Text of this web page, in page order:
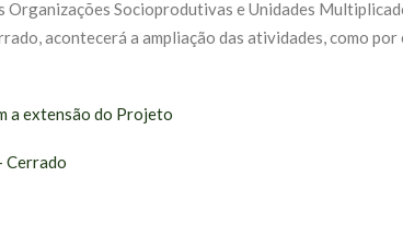
Socioprodutivas e Unidades
acontecerá a ampliação das atividades, como
a extensão do Projeto
Cerrado